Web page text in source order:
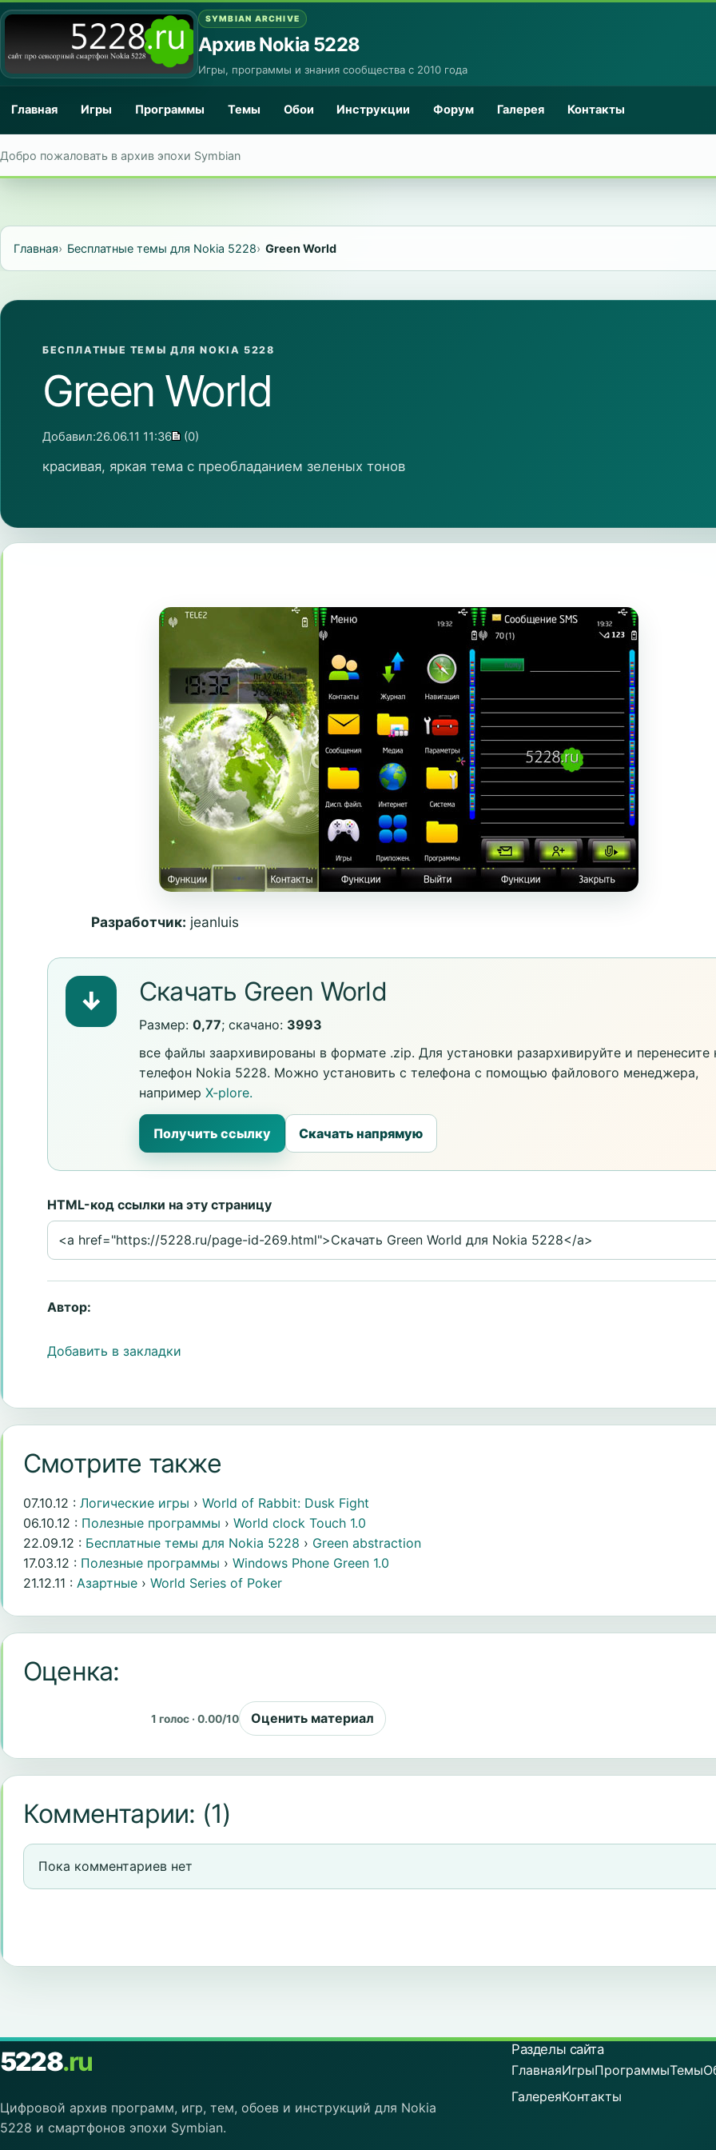
SYMBIAN ARCHIVE
Архив Nokia 5228
Игры, программы и знания сообщества с 2010 года
Главная Игры Программы Темы Обои Инструкции Форум Галерея Контакты
Добро пожаловать в архив эпохи Symbian
Главная Бесплатные темы для Nokia 5228 Green World
БЕСПЛАТНЫЕ ТЕМЫ ДЛЯ NOKIA 5228
Green World
Добавил:26.06.11 11:36 (0)
красивая, яркая тема с преобладанием зеленых тонов
Разработчик: jeanluis
↓ Скачать Green World
Размер: 0,77; скачано: 3993
все файлы заархивированы в формате .zip. Для установки разархивируйте и перенесите
телефон Nokia 5228. Можно установить с телефона с помощью файлового менеджера,
например X-plore.
Получить ссылку Скачать напрямую
HTML-код ссылки на эту страницу
Автор:
Добавить в закладки
Смотрите также
07.10.12 : Логические игры › World of Rabbit: Dusk Fight
06.10.12 : Полезные программы › World clock Touch 1.0
22.09.12 : Бесплатные темы для Nokia 5228 › Green abstraction
17.03.12 : Полезные программы › Windows Phone Green 1.0
21.12.11 : Азартные › World Series of Poker
Оценка:
1 голос · 0.00/10 Оценить материал
Комментарии: (1)
Пока комментариев нет
5228.ru
Цифровой архив программ, игр, тем, обоев и инструкций для Nokia
5228 и смартфонов эпохи Symbian.
Разделы сайта
ГлавнаяИгрыПрограммыТемы
ГалереяКонтакты